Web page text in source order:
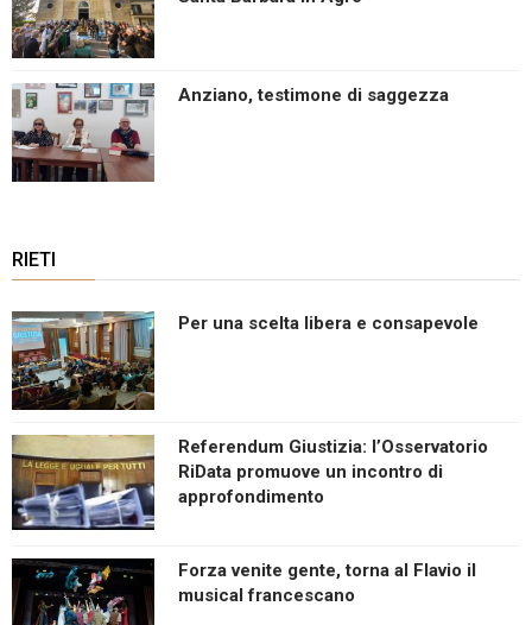
t
i
o
n
Anziano, testimone di saggezza
RIETI
Per una scelta libera e consapevole
Referendum Giustizia: l’Osservatorio
RiData promuove un incontro di
approfondimento
Forza venite gente, torna al Flavio il
musical francescano